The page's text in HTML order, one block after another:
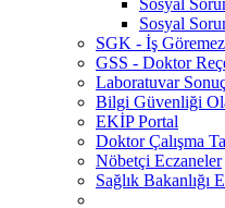
Sosyal
SGK - İş
GSS - Doktor
Laboratuvar
Bilgi Güvenliği
EKİP Portal
Doktor Çalışma
Nöbetçi Eczaneler
Sağlık Bakanlığı